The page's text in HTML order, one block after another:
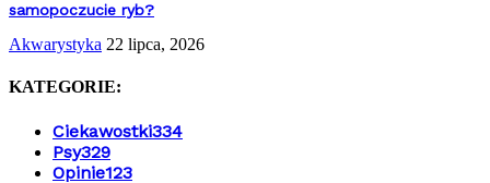
samopoczucie ryb?
Akwarystyka 22 lipca, 2026
KATEGORIE:
Ciekawostki334
Psy329
Opinie123